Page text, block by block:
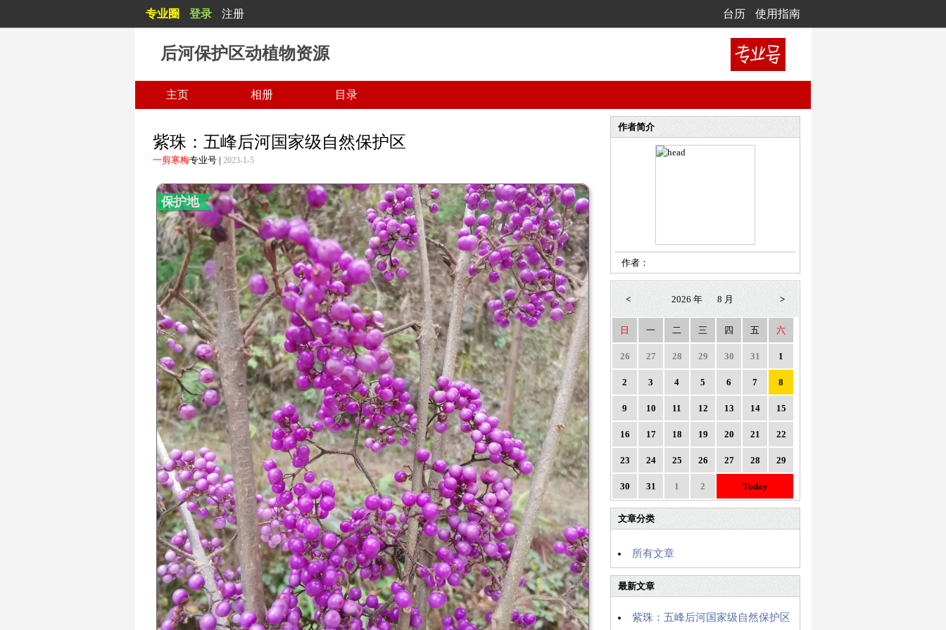
专业圈 登录 注册 台历 使用指南
后河保护区动植物资源
主页 相册 目录
紫珠：五峰后河国家级自然保护区
一剪寒梅专业号 | 2023-1-5
作者简介
作者：
< 2026 年 8 月 >
日 一 二 三 四 五 六
26 27 28 29 30 31 1
2 3 4 5 6 7 8
9 10 11 12 13 14 15
16 17 18 19 20 21 22
23 24 25 26 27 28 29
30 31 1 2 Today
文章分类
所有文章
最新文章
紫珠：五峰后河国家级自然保护区